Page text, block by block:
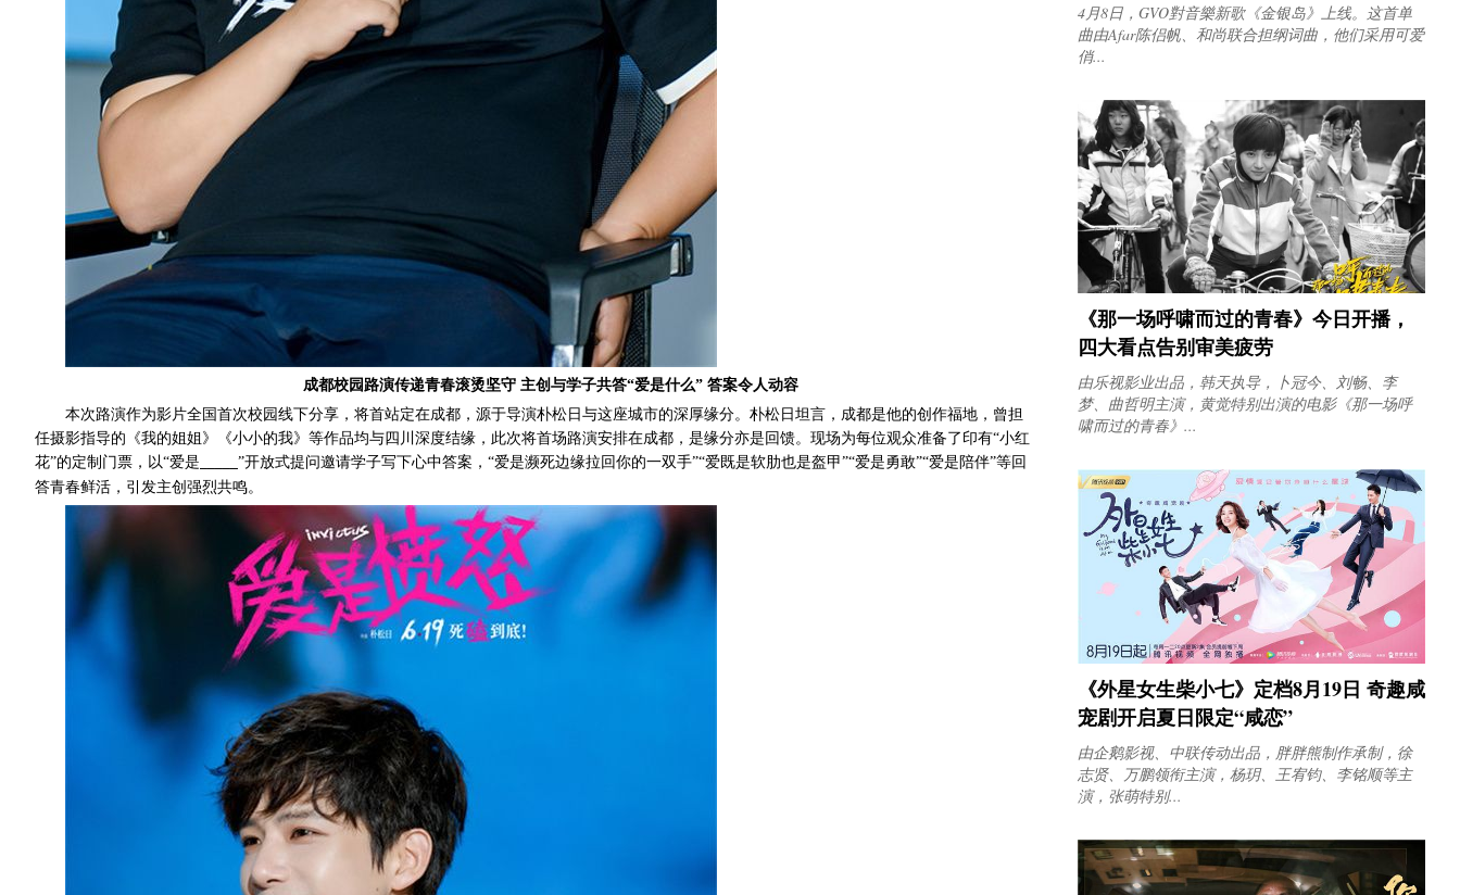
成都校园路演传递青春滚烫坚守 主创与学子共答“爱是什么” 答案令人动容
本次路演作为影片全国首次校园线下分享，将首站定在成都，源于导演朴松日与这座城市的深厚缘分。朴松日坦言，成都是他的创作福地， 曾担
任摄影指导的 《我的姐姐》《小小的我》 等作品均与四川深度结缘，此次将首场路演安排在成都，是缘分亦是回馈。现场为每位观众准备了印有“小红
花”的定制门票，以“爱是
”开放式提问邀请学子写下心中答案，“爱是濒死边缘拉回你的一双手”“爱既是软肋也是盔甲”“爱是勇敢”“爱是陪伴”等回
答青春鲜活，引发主创强烈共鸣。
4月8日，GVO對音樂新歌《金银岛》上线。这首单
曲由Afar陈侣帆、和尚联合担纲词曲，他们采用可爱
俏...
《那一场呼啸而过的青春》今日开播，
四大看点告别审美疲劳
由乐视影业出品，韩天执导，卜冠今、刘畅、李
梦、曲哲明主演，黄觉特别出演的电影《那一场呼
啸而过的青春》...
《外星女生柴小七》定档8月19日 奇趣咸
宠剧开启夏日限定“咸恋”
由企鹅影视、中联传动出品，胖胖熊制作承制，徐
志贤、万鹏领衔主演，杨玥、王宥钧、李铭顺等主
演，张萌特别...